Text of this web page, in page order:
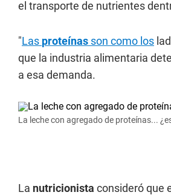
el transporte de nutrientes
"Las proteínas son como los
que la industria alimentaria
a esa demanda.
La leche con agregado de proteínas...
La nutricionista consideró que